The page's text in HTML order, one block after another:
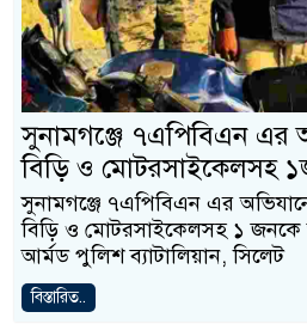
সুনামগঞ্জে ৭এপিবিএন এর
বিড়ি ও মোটরসাইকেলসহ
সুনামগঞ্জে ৭এপিবিএন এর
বিড়ি ও মোটরসাইকেলসহ ১
আর্মড পুলিশ ব্যাটালিয়ান, সিলেট
বিস্তারিত..